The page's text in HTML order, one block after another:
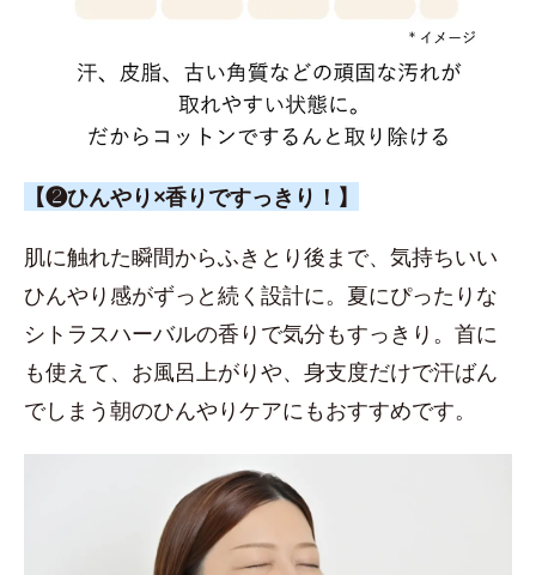
【❷ひんやり×香りですっきり！】
肌に触れた瞬間からふきとり後まで、気持ちいい
ひんやり感がずっと続く設計に。夏にぴったりな
シトラスハーバルの香りで気分もすっきり。首に
も使えて、お風呂上がりや、身支度だけで汗ばん
でしまう朝のひんやりケアにもおすすめです。